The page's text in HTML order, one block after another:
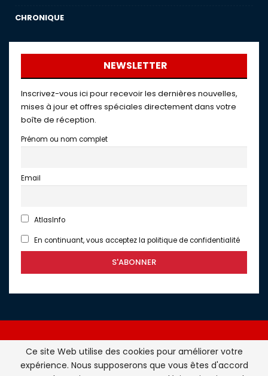
CHRONIQUE
NEWSLETTER
Inscrivez-vous ici pour recevoir les dernières nouvelles,
mises à jour et offres spéciales directement dans votre
boîte de réception.
Prénom ou nom complet
Email
AtlasInfo
En continuant, vous acceptez la politique de confidentialité
Atlasinfo.fr : l'essentiel de l'actualité de la France et du
Ce site Web utilise des cookies pour améliorer votre
expérience. Nous supposerons que vous êtes d'accord